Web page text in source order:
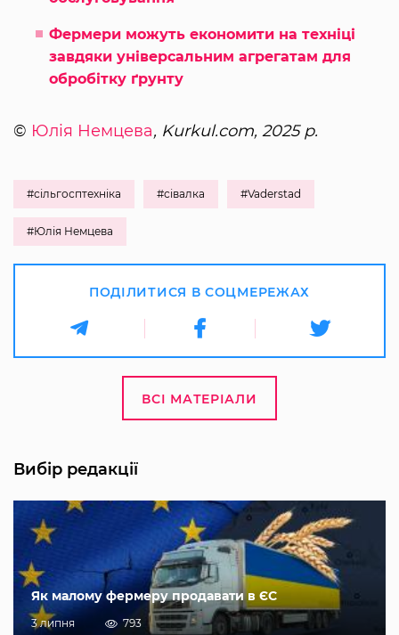
Фермери можуть економити на техніці
завдяки універсальним агрегатам для
обробітку ґрунту
© Юлія Немцева, Kurkul.com, 2025 р.
#сільгосптехніка #сівалка #Vaderstad
#Юлія Немцева
ПОДІЛИТИСЯ В СОЦМЕРЕЖАХ
ВСІ МАТЕРІАЛИ
Вибір редакції
Як малому фермеру продавати в ЄС
3 липня 793